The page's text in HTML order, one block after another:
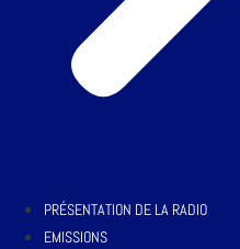
PRÉSENTATION DE LA RADIO
EMISSIONS